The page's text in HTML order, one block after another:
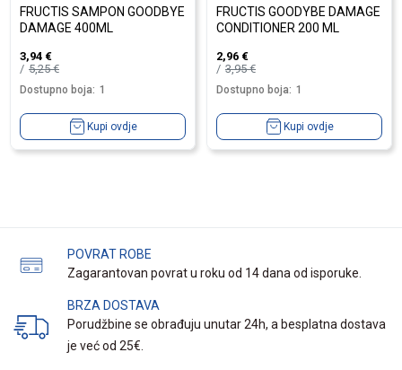
FRUCTIS SAMPON GOODBYE
DAMAGE 400ML
3,94 €
5,25€
Dostupno boja: 1
Kupi ovdje
FRUCTIS GOODYBE DAMAGE
CONDITIONER 200 ML
2,96 €
3,95€
Dostupno boja: 1
Kupi ovdje
POVRAT ROBE
Zagarantovan povrat u roku od 14 dana od isporuke.
BRZA DOSTAVA
Porudžbine se obrađuju unutar 24h, a besplatna dostava
je već od 25€.